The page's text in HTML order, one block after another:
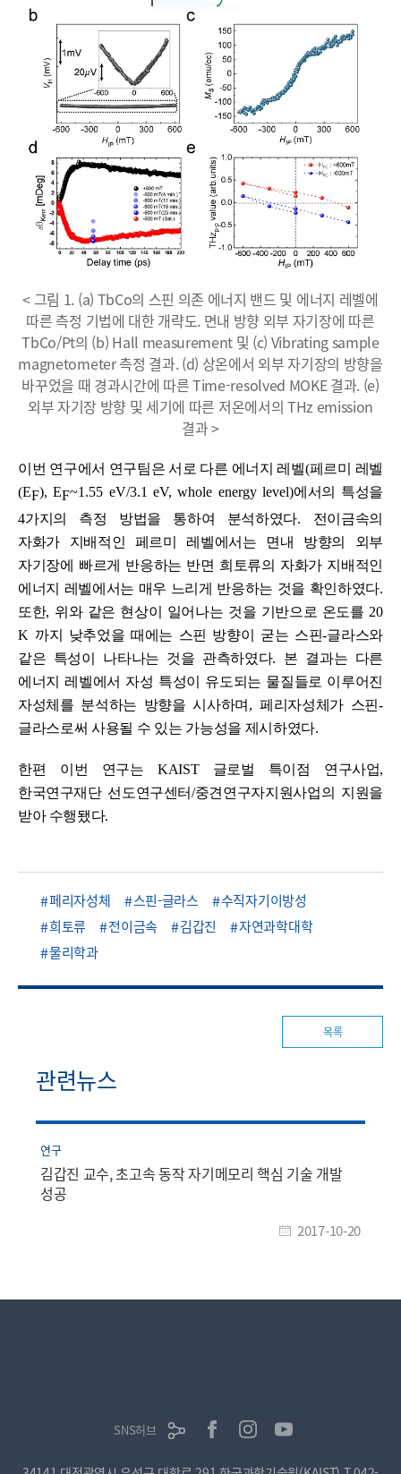
< 그림 1. (a) TbCo의 스핀 의존 에너지 밴드 및 에너지 레벨에
따른 측정 기법에 대한 개략도. 면내 방향 외부 자기장에 따른
TbCo/Pt의 (b) Hall measurement 및 (c) Vibrating sample
magnetometer 측정 결과. (d) 상온에서 외부 자기장의 방향을
바꾸었을 때 경과시간에 따른 Time-resolved MOKE 결과. (e)
외부 자기장 방향 및 세기에 따른 저온에서의 THz emission
결과 >
이번 연구에서 연구팀은 서로 다른 에너지 레벨(페르미 레벨
(EF), EF~1.55 eV/3.1 eV, whole energy level)에서의 특성을
4가지의 측정 방법을 통하여 분석하였다. 전이금속의
자화가 지배적인 페르미 레벨에서는 면내 방향의 외부
자기장에 빠르게 반응하는 반면 희토류의 자화가 지배적인
에너지 레벨에서는 매우 느리게 반응하는 것을 확인하였다.
또한, 위와 같은 현상이 일어나는 것을 기반으로 온도를 20
K 까지 낮추었을 때에는 스핀 방향이 굳는 스핀-글라스와
같은 특성이 나타나는 것을 관측하였다. 본 결과는 다른
에너지 레벨에서 자성 특성이 유도되는 물질들로 이루어진
자성체를 분석하는 방향을 시사하며 , 페리자성체가 스핀-
글라스로써 사용될 수 있는 가능성을 제시하였다.
한편 이번 연구는KAIST 글로벌 특이점 연구사업,
한국연구재단 선도연구센터/중견연구자지원사업의 지원을
받아 수행됐다.
페리자성체 스핀-글라스
수직자기이방성
희토류
전이금속 김갑진
자연과학대학
물리학과
목록
관련뉴스
연구
김갑진 교수, 초고속 동작 자기메모리 핵심 기술 개발
성공
2017-10-20
SNS허브